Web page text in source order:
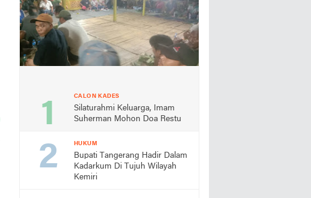
CALON KADES
Silaturahmi Keluarga, Imam
Suherman Mohon Doa Restu
HUKUM
Bupati Tangerang Hadir Dalam
Kadarkum Di Tujuh Wilayah
Kemiri